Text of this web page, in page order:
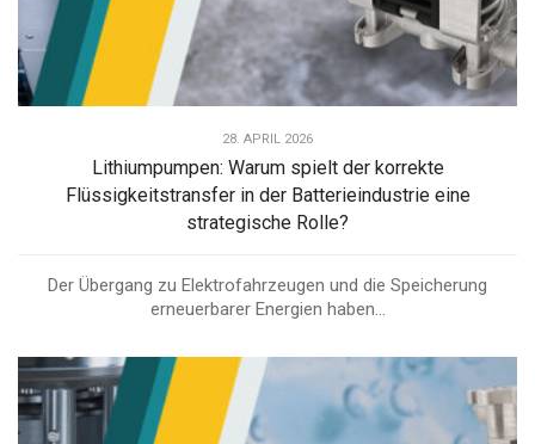
28. APRIL 2026
Lithiumpumpen: Warum spielt der korrekte
Flüssigkeitstransfer in der Batterieindustrie eine
strategische Rolle?
Der Übergang zu Elektrofahrzeugen und die Speicherung
erneuerbarer Energien haben...